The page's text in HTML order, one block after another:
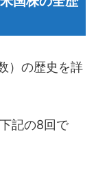
）の歴史を詳
記の8回で